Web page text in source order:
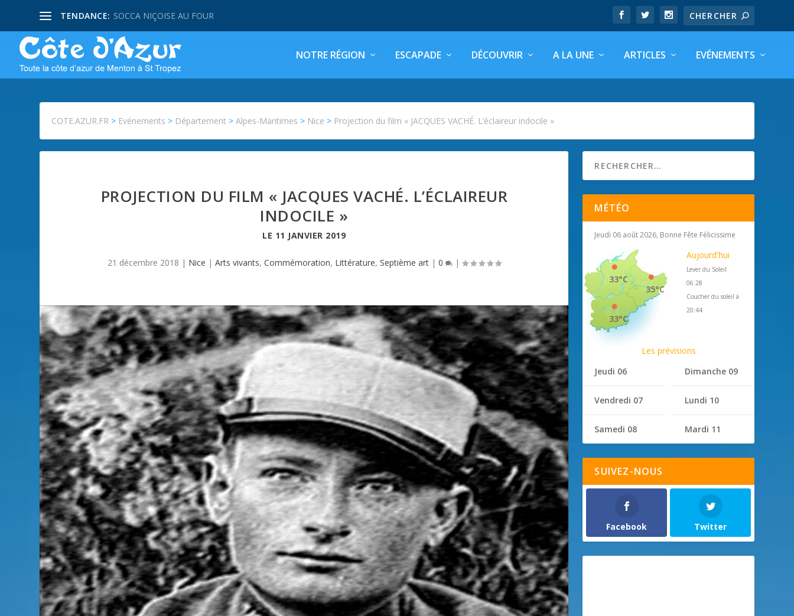
TENDANCE: SOCCA NIÇOISE AU FOUR
NOTRE RÉGION ESCAPADE DÉCOUVRIR A LA UNE ARTICLES EVÉNEMENTS
COTE.AZUR.FR > Evénements > Département >Alpes-Maritimes > Nice > Projection du film « JACQUES VACHÉ. L’éclaireur indocile »
PROJECTION DU FILM « JACQUES VACHÉ. L’ÉCLAIREUR
INDOCILE »
LE 11 JANVIER 2019
21 décembre 2018 | Nice | Arts vivants, Commémoration, Littérature, Septième art| 0 |
MÉTÉO
Jeudi 06 août 2026, Bonne Fête Félicissime
35°C
33°C
33°C
Aujourd'hui
Lever du Soleil
06:28
Coucher du soleil à
20:44
Les prévisions
Jeudi 06
Vendredi 07
Samedi 08
Dimanche 09
Lundi 10
Mardi 11
SUIVEZ-NOUS
Facebook Twitter